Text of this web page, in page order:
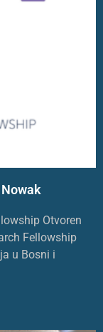
Otvoren
Fellowship
u Bosni i